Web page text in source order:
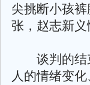
尖挑断小孩
张，赵志新义
谈判的结束
人的情绪变